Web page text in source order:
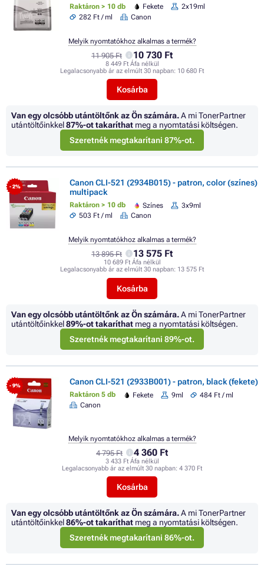
Raktáron > 10 db Fekete
2x19ml
282 Ft / ml
Canon
11 905 Ft 10 730 Ft
8 449 Ft Áfa nélkül
Legalacsonyabb ár az elmúlt 30 napban: 10 680 Ft
Kosárba
Melyik nyomtatókhoz alkalmas a termék?
Van egy olcsóbb utántöltőnk az Ön számára.A mi TonerPartner
utántöltőinkkel87%-ot takaríthat meg a nyomtatási költségen.
Szeretnék megtakarítani 87%-ot.
- 2%
Canon CLI-521 (2934B015) - patron, color (színes)
multipack
Raktáron > 10 db Színes
3x9ml
503 Ft / ml
Canon
13 895 Ft 13 575 Ft
10 689 Ft Áfa nélkül
Legalacsonyabb ár az elmúlt 30 napban: 13 575 Ft
Kosárba
Melyik nyomtatókhoz alkalmas a termék?
Van egy olcsóbb utántöltőnk az Ön számára.A mi TonerPartner
utántöltőinkkel89%-ot takaríthat meg a nyomtatási költségen.
Szeretnék megtakarítani 89%-ot.
- 9% Canon CLI-521 (2933B001) - patron, black (fekete)
Raktáron 5 db Fekete 9ml
484 Ft / ml
Canon
4 795 Ft 4 360 Ft
3 433 Ft Áfa nélkül
Legalacsonyabb ár az elmúlt 30 napban: 4 370 Ft
Kosárba
Melyik nyomtatókhoz alkalmas a termék?
Van egy olcsóbb utántöltőnk az Ön számára.A mi TonerPartner
utántöltőinkkel86%-ot takaríthat meg a nyomtatási költségen.
Szeretnék megtakarítani 86%-ot.